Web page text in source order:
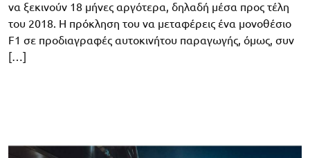
να ξεκινούν 18 μήνες αργότερα, δηλαδή μέσα προς τέλη
του 2018. Η πρόκληση του να μεταφέρεις ένα μονοθέσιο
F1 σε προδιαγραφές αυτοκινήτου παραγωγής, όμως, συν
[…]